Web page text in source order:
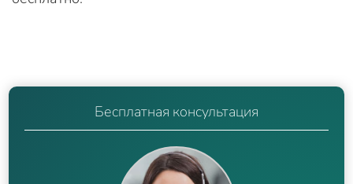
Бесплатная консультация